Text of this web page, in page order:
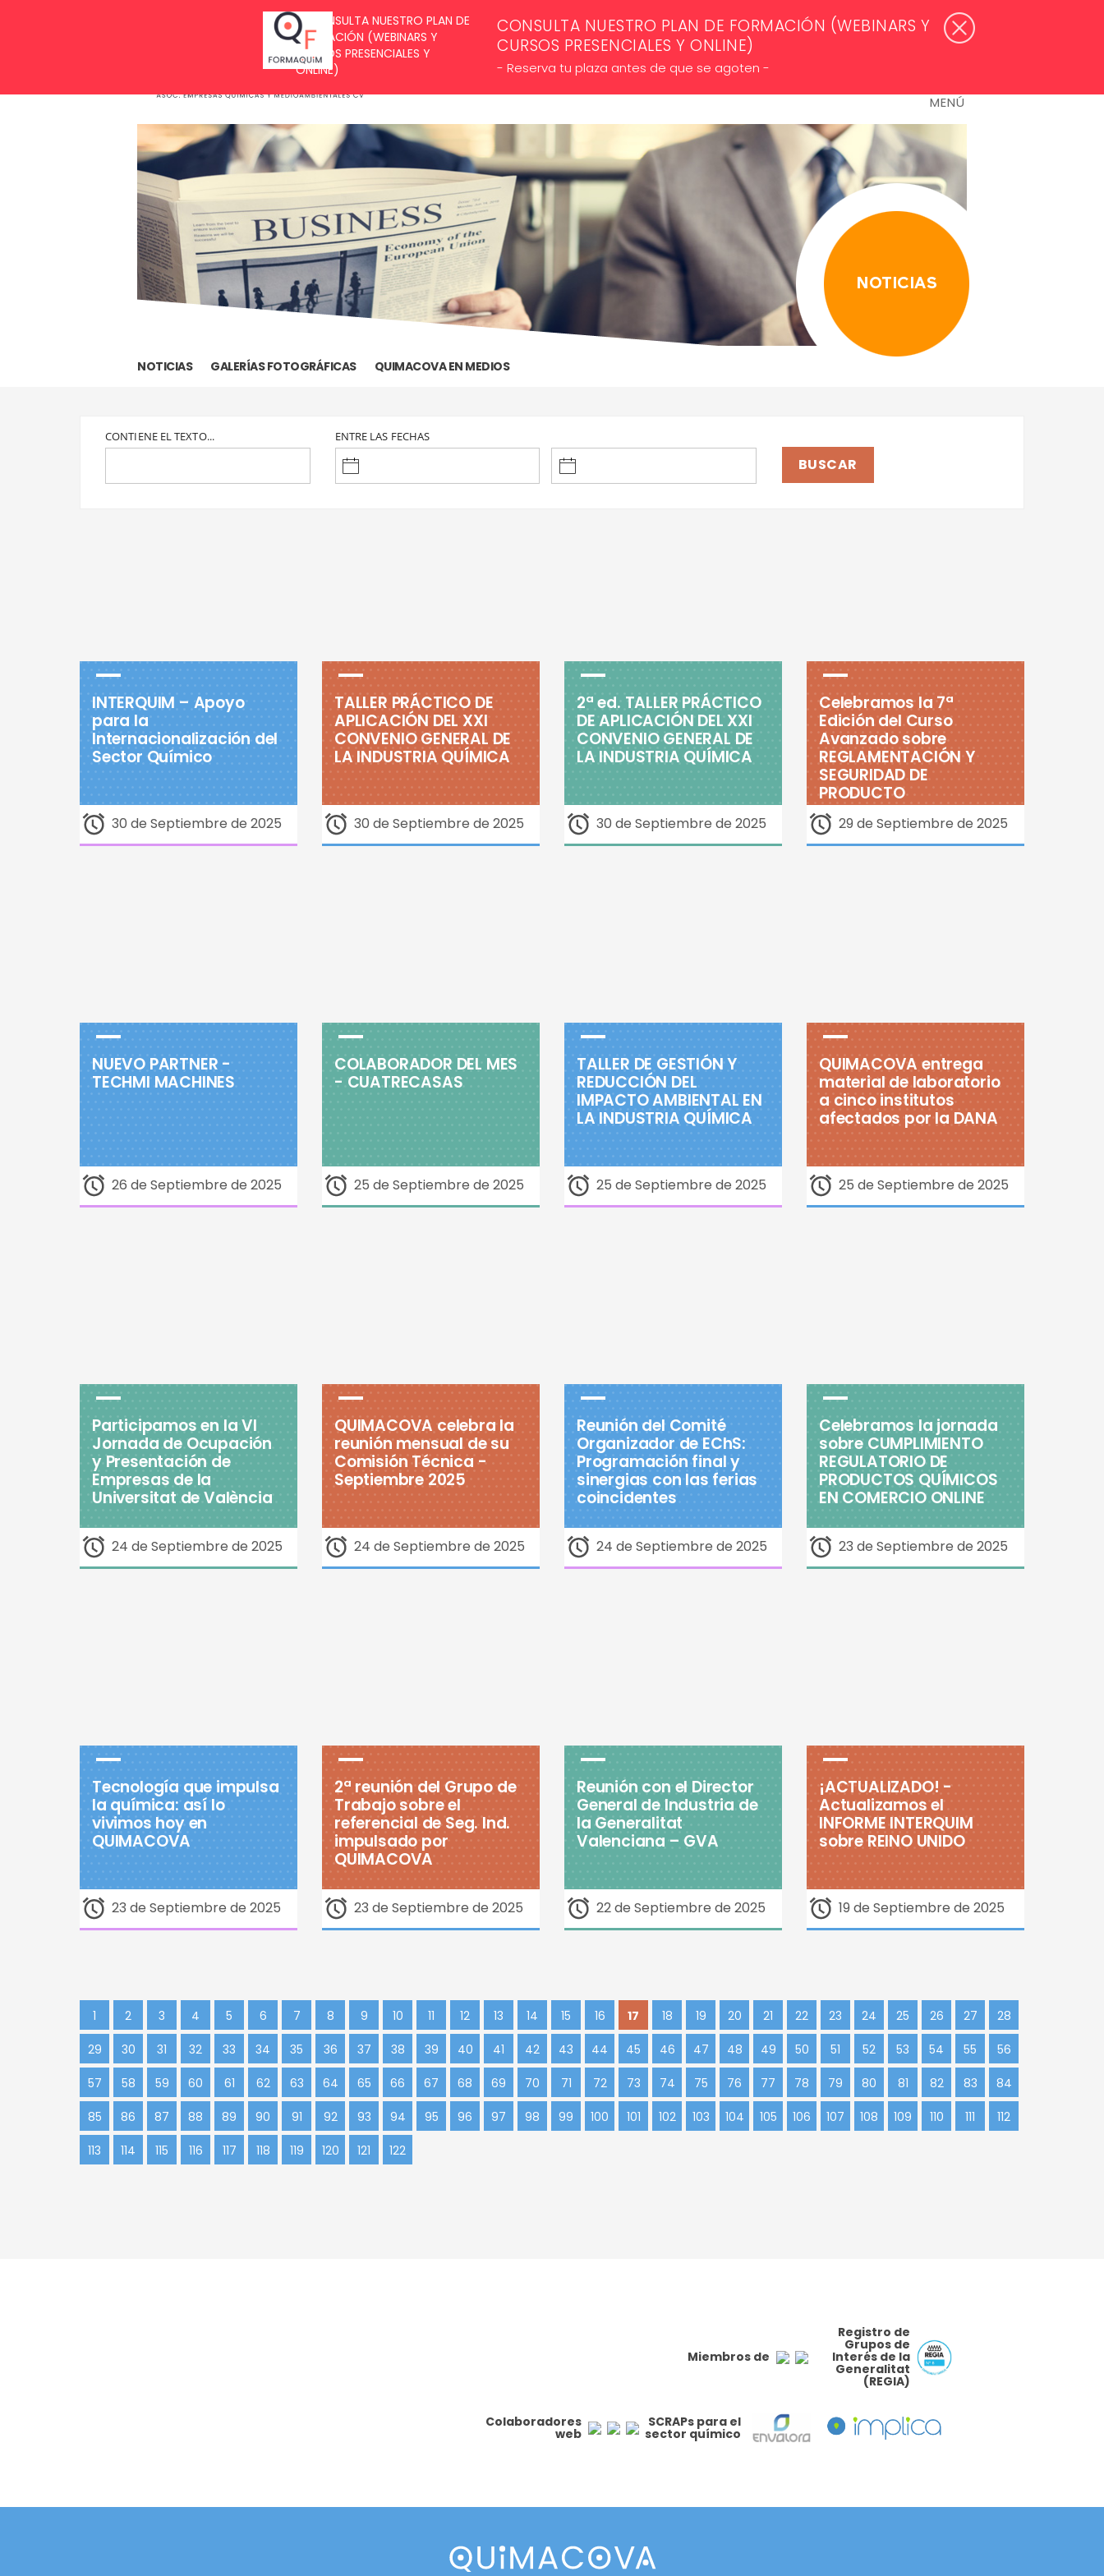
CONSULTA NUESTRO PLAN DE FORMACIÓN (WEBINARS Y
CURSOS PRESENCIALES Y ONLINE)
- Reserva tu plaza antes de que se agoten -
BUZÓN DE SUGERENCIAS
MENÚ
NOTICIAS
NOTICIAS GALERÍAS FOTOGRÁFICAS QUIMACOVA EN MEDIOS
CONTIENE EL TEXTO... ENTRE LAS FECHAS
INTERQUIM – Apoyo
para la
Internacionalización del
Sector Químico
30 de Septiembre de 2025
TALLER PRÁCTICO DE
APLICACIÓN DEL XXI
CONVENIO GENERAL DE
LA INDUSTRIA QUÍMICA
30 de Septiembre de 2025
2ª ed. TALLER PRÁCTICO
DE APLICACIÓN DEL XXI
CONVENIO GENERAL DE
LA INDUSTRIA QUÍMICA
30 de Septiembre de 2025
Celebramos la 7ª
Edición del Curso
Avanzado sobre
REGLAMENTACIÓN Y
SEGURIDAD DE
PRODUCTO
29 de Septiembre de 2025
NUEVO PARTNER -
TECHMI MACHINES
26 de Septiembre de 2025
COLABORADOR DEL MES
- CUATRECASAS
25 de Septiembre de 2025
TALLER DE GESTIÓN Y
REDUCCIÓN DEL
IMPACTO AMBIENTAL EN
LA INDUSTRIA QUÍMICA
25 de Septiembre de 2025
QUIMACOVA entrega
material de laboratorio
a cinco institutos
afectados por la DANA
25 de Septiembre de 2025
Participamos en la VI
Jornada de Ocupación
y Presentación de
Empresas de la
Universitat de València
24 de Septiembre de 2025
QUIMACOVA celebra la
reunión mensual de su
Comisión Técnica -
Septiembre 2025
24 de Septiembre de 2025
Reunión del Comité
Organizador de EChS:
Programación final y
sinergias con las ferias
coincidentes
24 de Septiembre de 2025
Celebramos la jornada
sobre CUMPLIMIENTO
REGULATORIO DE
PRODUCTOS QUÍMICOS
EN COMERCIO ONLINE
23 de Septiembre de 2025
Tecnología que impulsa
la química: así lo
vivimos hoy en
QUIMACOVA
23 de Septiembre de 2025
2ª reunión del Grupo de
Trabajo sobre el
referencial de Seg. Ind.
impulsado por
QUIMACOVA
23 de Septiembre de 2025
Reunión con el Director
General de Industria de
la Generalitat
Valenciana – GVA
22 de Septiembre de 2025
¡ACTUALIZADO! -
Actualizamos el
INFORME INTERQUIM
sobre REINO UNIDO
19 de Septiembre de 2025
1 2 3 4 5 6 7 8 9 10 11 12 13 14 15 16 17 18 19 20 21 22 23 24 25 26 27 28
29 30 31 32 33 34 35 36 37 38 39 40 41 42 43 44 45 46 47 48 49 50 51 52 53 54 55 56
57 58 59 60 61 62 63 64 65 66 67 68 69 70 71 72 73 74 75 76 77 78 79 80 81 82 83 84
85 86 87 88 89 90 91 92 93 94 95 96 97 98 99 100 101 102 103 104 105 106 107 108 109 110 111 112
113 114 115 116 117 118 119 120 121 122
Miembros de
Registro de
Grupos de
Interés de la
Generalitat
(REGIA)
Colaboradores
web
SCRAPs para el
sector químico